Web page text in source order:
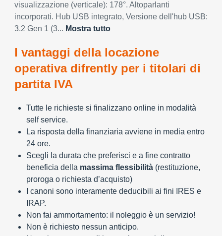
visualizzazione (verticale): 178°. Altoparlanti
incorporati. Hub USB integrato, Versione dell'hub USB:
3.2 Gen 1 (3... Mostra tutto
I vantaggi della locazione
operativa difrently per i titolari di
partita IVA
Tutte le richieste si finalizzano online in modalità
self service.
La risposta della finanziaria avviene in media entro
24 ore.
Scegli la durata che preferisci e a fine contratto
beneficia della massima flessibilità (restituzione,
proroga o richiesta d’acquisto)
I canoni sono interamente deducibili ai fini IRES e
IRAP.
Non fai ammortamento: il noleggio è un servizio!
Non è richiesto nessun anticipo.